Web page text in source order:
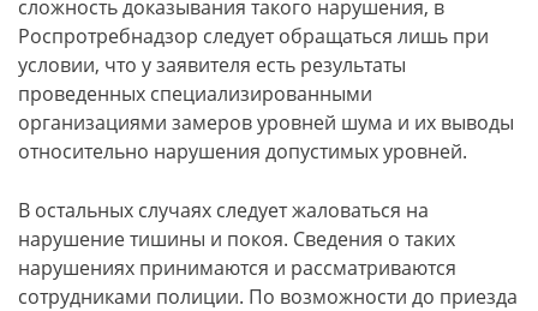
сложность доказывания такого нарушения, в
Роспротребнадзор следует обращаться лишь при
условии, что у заявителя есть результаты
проведенных специализированными
организациями замеров уровней шума и их выводы
относительно нарушения допустимых уровней.
В остальных случаях следует жаловаться на
нарушение тишины и покоя. Сведения о таких
нарушениях принимаются и рассматриваются
сотрудниками полиции. По возможности до приезда